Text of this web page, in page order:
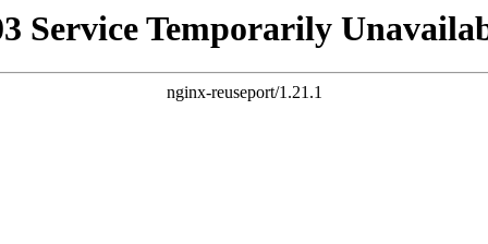
Service Temporarily
nginx-reuseport/1.21.1